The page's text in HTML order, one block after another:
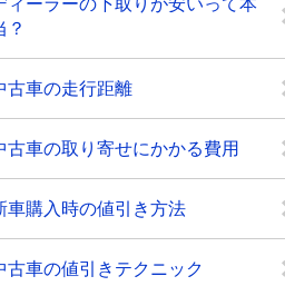
ィーラーの下取りが安いって本
？
古車の走行距離
古車の取り寄せにかかる費用
車購入時の値引き方法
古車の値引きテクニック